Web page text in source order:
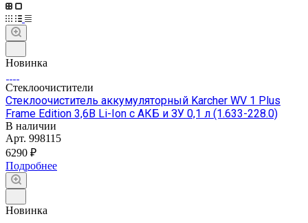
Новинка
Стеклоочистители
Стеклоочиститель аккумуляторный Karcher WV 1 Plus
Frame Edition 3,6В Li-Ion с АКБ и ЗУ 0,1 л (1.633-228.0)
В наличии
Арт. 998115
6290 ₽
Подробнее
Новинка